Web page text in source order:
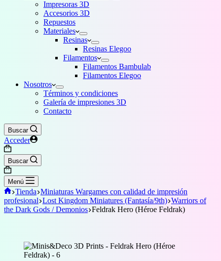
Impresoras 3D
Accesorios 3D
Repuestos
Materiales
Resinas
Resinas Elegoo
Filamentos
Filamentos Bambulab
Filamentos Elegoo
Nosotros
Términos y condiciones
Galería de impresiones 3D
Contacto
Buscar
Acceder
Carro
de
compra
Buscar
Carro
de
compra
Menú
Inicio
Tienda Miniaturas Wargames con calidad de impresión
profesional Lost Kingdom Miniatures (Fantasía/9th) Warriors of
the Dark Gods / Demonios Feldrak Hero (Héroe Feldrak)